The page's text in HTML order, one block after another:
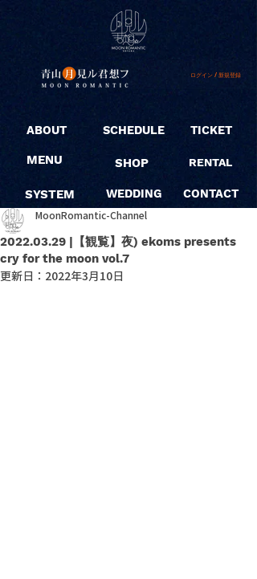
ログイン / 新規登録
ABOUT
MENU
SYSTEM
SCHEDULE
SHOP
WEDDING
TICKET
RENTAL
CONTACT
2022.03.29 |【観覧】夜) ekoms presents
cry for the moon vol.7
MoonRomantic-Channel
更新日： 2022年3月10日